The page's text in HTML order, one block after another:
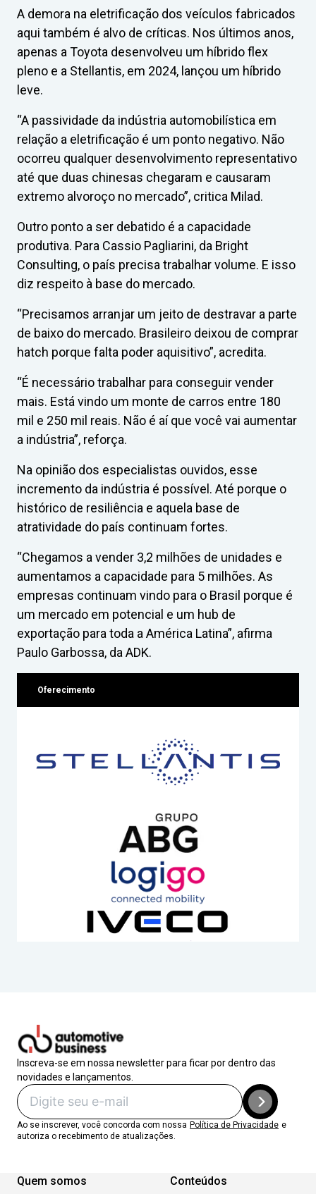
A demora na eletrificação dos veículos fabricados
aqui também é alvo de críticas. Nos últimos anos,
apenas a Toyota desenvolveu um híbrido flex
pleno e a Stellantis, em 2024, lançou um híbrido
leve.
“A passividade da indústria automobilística em
relação a eletrificação é um ponto negativo. Não
ocorreu qualquer desenvolvimento representativo
até que duas chinesas chegaram e causaram
extremo alvoroço no mercado”, critica Milad.
Outro ponto a ser debatido é a capacidade
produtiva. Para Cassio Pagliarini, da Bright
Consulting, o país precisa trabalhar volume. E isso
diz respeito à base do mercado.
“Precisamos arranjar um jeito de destravar a parte
de baixo do mercado. Brasileiro deixou de comprar
hatch porque falta poder aquisitivo”, acredita.
“É necessário trabalhar para conseguir vender
mais. Está vindo um monte de carros entre 180
mil e 250 mil reais. Não é aí que você vai aumentar
a indústria”, reforça.
Na opinião dos especialistas ouvidos, esse
incremento da indústria é possível. Até porque o
histórico de resiliência e aquela base de
atratividade do país continuam fortes.
“Chegamos a vender 3,2 milhões de unidades e
aumentamos a capacidade para 5 milhões. As
empresas continuam vindo para o Brasil porque é
um mercado em potencial e um hub de
exportação para toda a América Latina”, afirma
Paulo Garbossa, da ADK.
Oferecimento
Inscreva-se em nossa newsletter para ficar por dentro das
novidades e lançamentos.
Ao se inscrever, você concorda com nossa Política de Privacidade e
autoriza o recebimento de atualizações.
Quem somos Conteúdos